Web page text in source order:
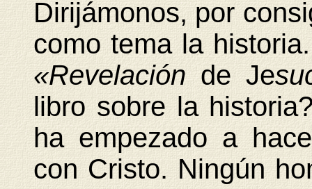
Dirijámonos, por
como tema la
«Revelaciónde Je
libro sobre la
ha empezado a
con Cristo. Ningún